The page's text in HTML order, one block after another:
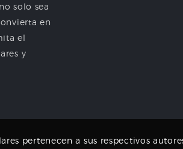
solo sea
en
el
y
pertenecen a sus respectivos